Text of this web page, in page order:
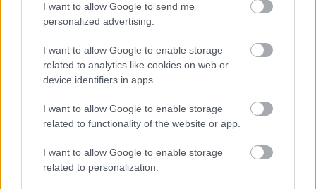
I want to allow Google to send me
personalized advertising.
I want to allow Google to enable storage
related to analytics like cookies on web or
device identifiers in apps.
I want to allow Google to enable storage
related to functionality of the website or app.
I want to allow Google to enable storage
related to personalization.